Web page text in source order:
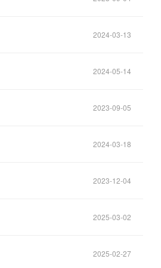
2024-03-13
2024-05-14
2023-09-05
2024-03-18
2023-12-04
2025-03-02
2025-02-27